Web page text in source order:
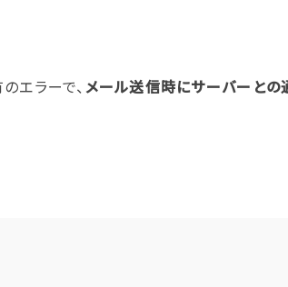
エラーで、 メール送信時にサーバーと